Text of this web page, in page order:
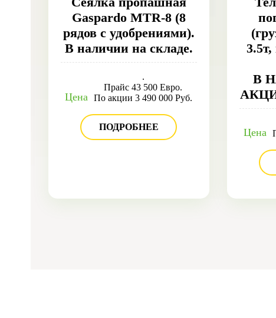
Gaspardo MTR-8 (8
рядов с удобрениями).
В наличии на складе.
Цена
.
Прайс 43 500 Евро.
По акции 3 490 000 Руб.
ПОДРОБНЕЕ
В
Цена